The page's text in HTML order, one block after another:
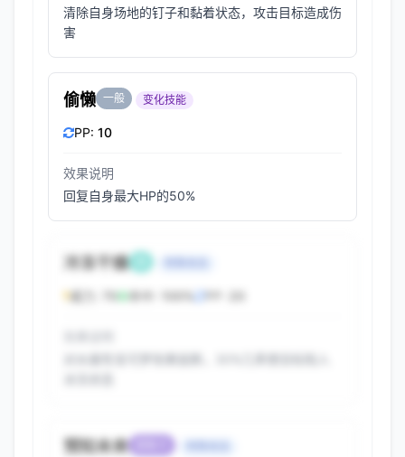
清除自身场地的钉子和黏着状态，攻击目标造成伤
害
偷懒 一般 变化技能
PP: 10
效果说明
回复自身最大HP的50%
冷冻干燥
威力: 70 命中:
预知未来